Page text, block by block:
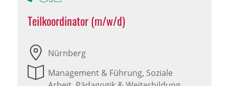
Teilkoordinator (m/w/d)
Nürnberg
Management & Führung, Soziale